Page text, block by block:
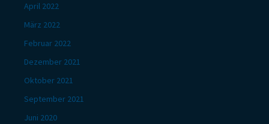
April 2022
März 2022
Februar 2022
Dezember 2021
Oktober 2021
September 2021
Juni 2020